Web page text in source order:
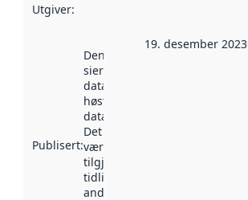
Utgiver:
Publisert:
Denne datoen
sier når
datasettet ble
høstet av
data.norge.no.
Det kan ha
vært
tilgjengelig
tidligere
andre steder.
19. desember 2023